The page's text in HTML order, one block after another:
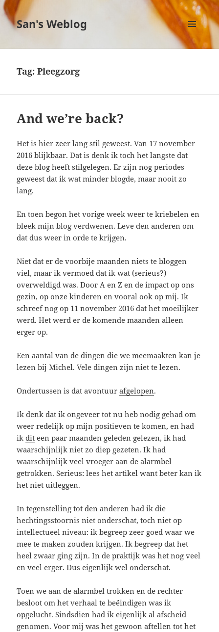
San's Weblog
MENU
EN
Tag:Pleegzorg
And we’re back?
Het is hier zeer lang stil geweest. Van 17 november
2016 blijkbaar. Dat is denk ik toch het langste dat
deze blog heeft stilgelegen. Er zijn nog periodes
geweest dat ik wat minder blogde, maar nooit zo
lang.
En toen begon het vorige week weer te kriebelen en
bleek mijn blog verdwenen. Leve den anderen om
dat dus weer in orde te krijgen.
Niet dat er de voorbije maanden niets te bloggen
viel, maar ik vermoed dat ik wat (serieus?)
overweldigd was. Door A en Z en de impact op ons
gezin, op onze kinderen en vooral ook op mij. Ik
schreef nog op 11 november 2016 dat het moeilijker
werd. Het werd er de komende maanden alleen
erger op.
Een aantal van de dingen die we meemaakten kan je
lezen bij Michel. Vele dingen zijn niet te lezen.
Ondertussen is dat avontuurafgelopen.
Ik denk dat ik ongeveer tot nu heb nodig gehad om
weer redelijk op mijn positieven te komen, en had
ikdit een paar maanden geleden gelezen, ik had
waarschijnlijk niet zo diep gezeten. Ik had
waarschijnlijk veel vroeger aan de alarmbel
getrokken. Serieus: lees het artikel want beter kan ik
het niet uitleggen.
In tegenstelling tot den anderen had ik die
hechtingsstoornis niet onderschat, toch niet op
intellectueel niveau: ik begreep zeer goed waar we
mee te maken zouden krijgen. Ik begreep dat het
heel zwaar ging zijn. In de praktijk was het nog veel
en veel erger. Dus eigenlijk wel onderschat.
Toen we aan de alarmbel trokken en de rechter
besloot om het verhaal te beëindigen was ik
opgelucht. Sindsdien had ik eigenlijk al afscheid
genomen. Voor mij was het gewoon aftellen tot het